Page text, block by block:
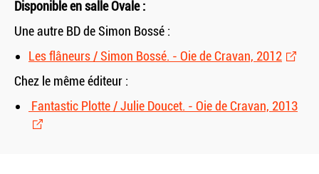
Disponible en salle Ovale :
Une autre BD de Simon Bossé :
Les flâneurs / Simon Bossé. - Oie de Cravan, 2012
Chez le même éditeur :
Fantastic Plotte / Julie Doucet. - Oie de Cravan, 2013